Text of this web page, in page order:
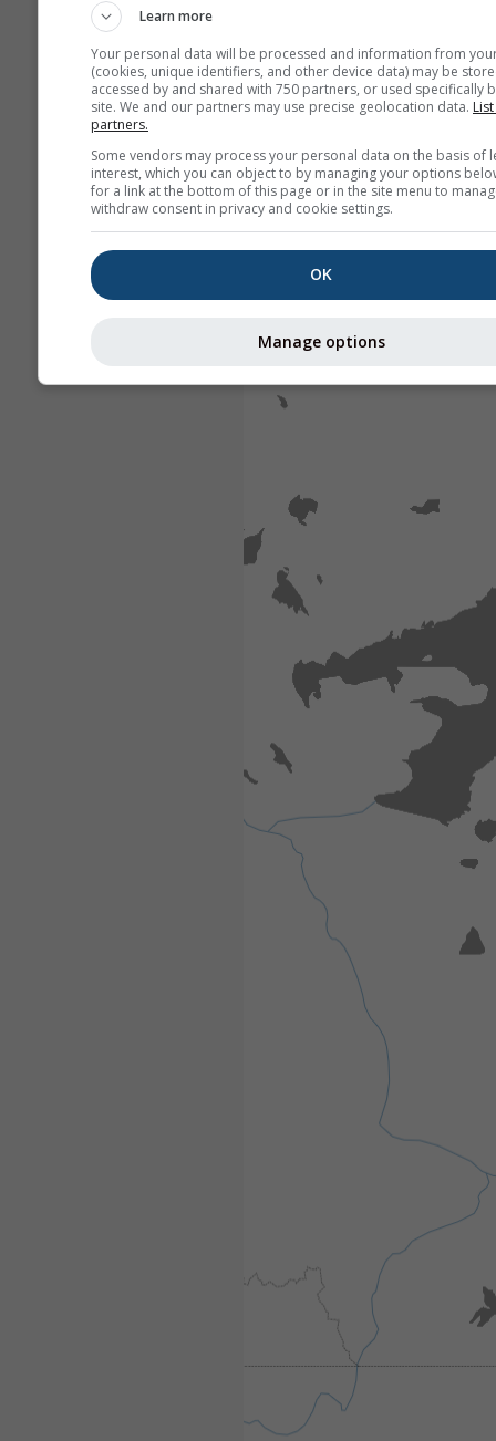
Learn more
Your personal data will be processed and information from
(cookies, unique identifiers, and other device data) may be
accessed by and shared with 750 partners, or used specifically
site. We and our partners may use precise geolocation data.
partners.
Some vendors may process your personal data on the basis of
interest, which you can object to by managing your options
for a link at the bottom of this page or in the site menu to
withdraw consent in privacy and cookie settings.
OK
Manage options